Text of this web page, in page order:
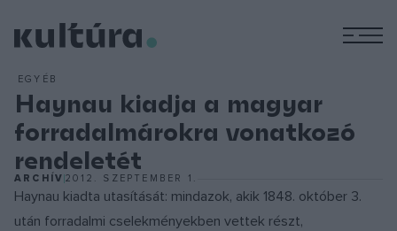
EGYÉB
Haynau kiadja a magyar
forradalmárokra vonatkozó
rendeletét
ARCHÍV2012. SZEPTEMBER 1.
Haynau kiadta utasítását: mindazok, akik 1848. október 3.
után forradalmi cselekményekben vettek részt,